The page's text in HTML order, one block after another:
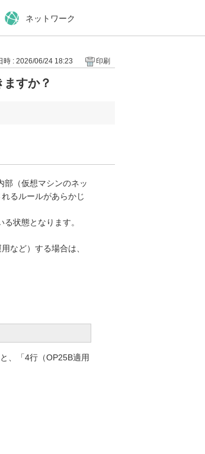
ネットワーク
時 : 2026/06/24 18:23 印刷
すか？
部（仮想マシンのネッ
るルールがあらかじ
状態となります。
など）する場合は、
、「4行（OP25B適用